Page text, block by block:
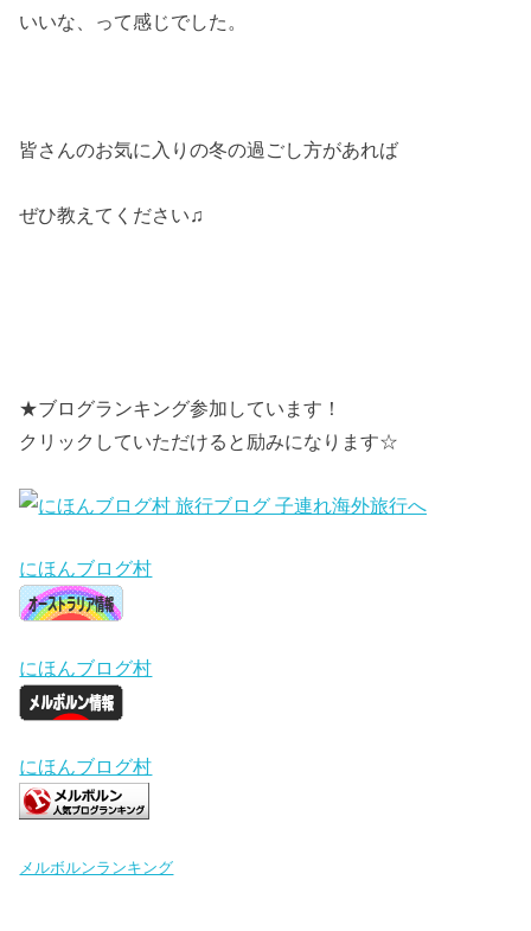
いいな、って感じでした。
皆さんのお気に入りの冬の過ごし方があれば
ぜひ教えてください♫
★ブログランキング参加しています！
クリックしていただけると励みになります☆
にほんブログ村
にほんブログ村
にほんブログ村
メルボルンランキング